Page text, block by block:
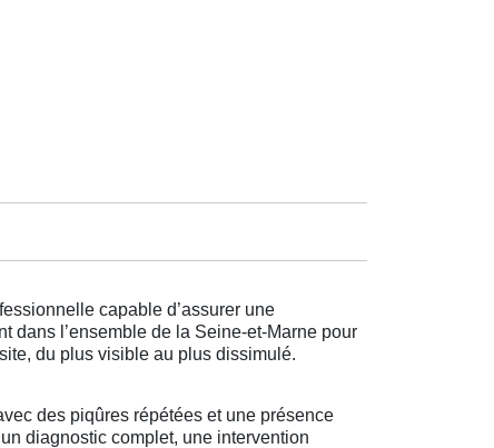
capable d’assurer une
dans l’ensemble de la Seine-et-Marne pour
du plus visible au plus dissimulé.
des piqûres répétées et une présence
diagnostic complet, une intervention